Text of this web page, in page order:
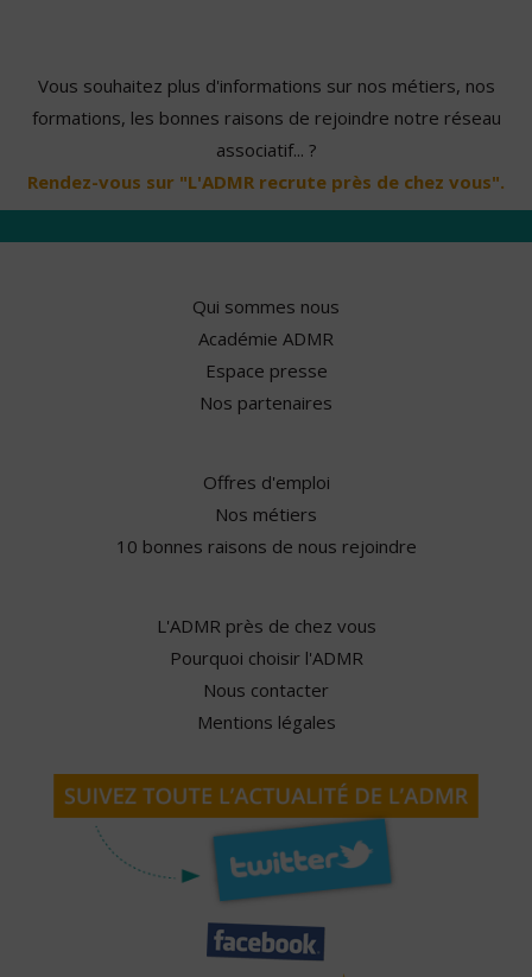
Vous souhaitez plus d'informations sur nos métiers, nos
formations, les bonnes raisons de rejoindre notre réseau
associatif... ?
Rendez-vous sur "L'ADMR recrute près de chez vous".
Qui sommes nous
Académie ADMR
Espace presse
Nos partenaires
Offres d'emploi
Nos métiers
10 bonnes raisons de nous rejoindre
L'ADMR près de chez vous
Pourquoi choisir l'ADMR
Nous contacter
Mentions légales